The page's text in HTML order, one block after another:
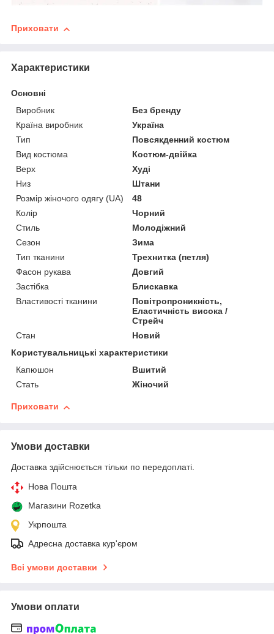
Приховати
Характеристики
Основні
Виробник
Без бренду
Країна виробник
Україна
Тип
Повсякденний костюм
Вид костюма
Костюм-двійка
Верх
Худі
Низ
Штани
Розмір жіночого одягу (UA)
48
Колір
Чорний
Стиль
Молодіжний
Сезон
Зима
Тип тканини
Трехнитка (петля)
Фасон рукава
Довгий
Застібка
Блискавка
Властивості тканини
Повітропроникність,
Еластичність висока /
Стрейч
Стан
Новий
Користувальницькі характеристики
Капюшон
Вшитий
Стать
Жіночий
Приховати
Умови доставки
Доставка здійснюється тільки по передоплаті.
Нова Пошта
Магазини Rozetka
Укрпошта
Адресна доставка кур'єром
Всі умови доставки
Умови оплати